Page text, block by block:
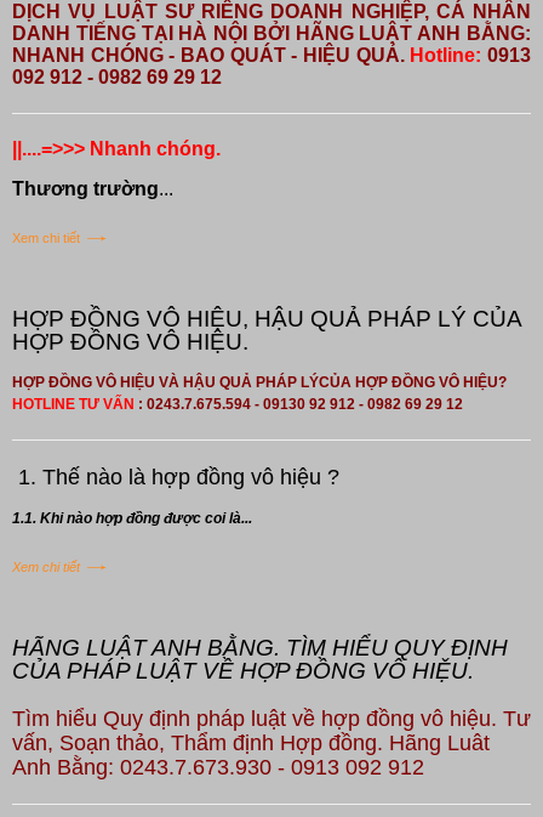
DỊCH VỤ LUẬT SƯ RIÊNG DOANH NGHIỆP, CÁ NHÂN
DANH TIẾNG TẠI HÀ NỘI BỞI HÃNG LUẬT ANH BẰNG:
NHANH CHÓNG - BAO QUÁT - HIỆU QUẢ. Hotline: 0913
092 912 - 0982 69 29 12
||....=>>> Nhanh chóng.
Thương trường...
Xem chi tiết
HỢP ĐỒNG VÔ HIỆU, HẬU QUẢ PHÁP LÝ CỦA
HỢP ĐỒNG VÔ HIỆU.
HỢP ĐỒNG VÔ HIỆU VÀ HẬU QUẢ PHÁP LÝCỦA HỢP ĐỒNG VÔ HIỆU?
HOTLINE TƯ VẤN : 0243.7.675.594 - 09130 92 912 - 0982 69 29 12
1. Thế nào là hợp đồng vô hiệu ?
1.1. Khi nào hợp đồng được coi là...
Xem chi tiết
HÃNG LUẬT ANH BẰNG. TÌM HIỂU QUY ĐỊNH
CỦA PHÁP LUẬT VỀ HỢP ĐỒNG VÔ HIỆU.
Tìm hiểu Quy định pháp luật về hợp đồng vô hiệu. Tư
vấn, Soạn thảo, Thẩm định Hợp đồng. Hãng Luât
Anh Bằng: 0243.7.673.930 - 0913 092 912